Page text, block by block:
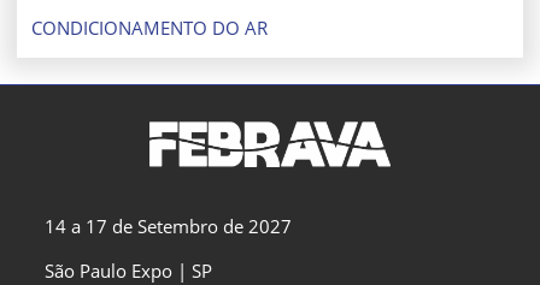
CONDICIONAMENTO DO AR
14 a 17 de Setembro de 2027
São Paulo Expo | SP